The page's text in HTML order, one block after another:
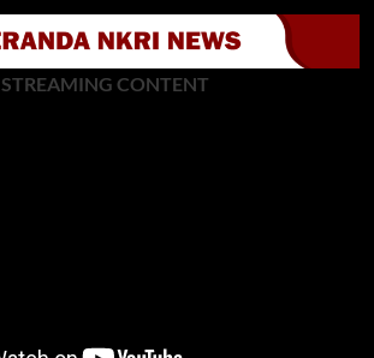
STREAMING CONTENT